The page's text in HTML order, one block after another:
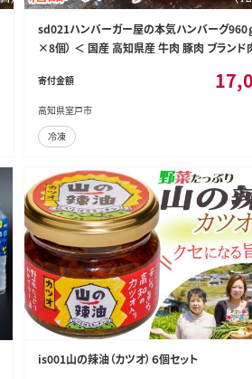
sd021ハンバーガー屋の本気ハンバーグ960
×8個） ＜ 国産 高知県産 牛肉 豚肉 ブランド
寄付金額
高知県室戸市
冷凍
is001山の辣油（カツオ）６個セット